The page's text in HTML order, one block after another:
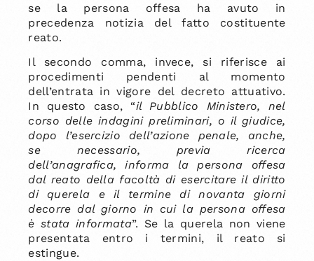
se la persona offesa ha avuto in
precedenza notizia del fatto costituente
reato.
Il secondo comma, invece, si riferisce ai
procedimenti pendenti al momento
dell’entrata in vigore del decreto attuativo.
In questo caso, “il Pubblico Ministero, nel
corso delle indagini preliminari, o il giudice,
dopo l’esercizio dell’azione penale, anche,
se necessario, previa ricerca
dell’anagrafica, informa la persona offesa
dal reato della facoltà di esercitare il diritto
di querela e il termine di novanta giorni
decorre dal giorno in cui la persona offesa
è stata informata”. Se la querela non viene
presentata entro i termini, il reato si
estingue.